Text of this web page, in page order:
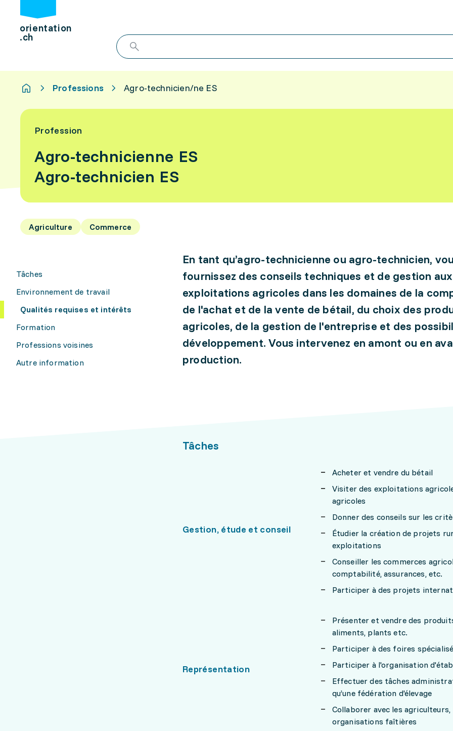
orientation
.ch
Professions Agro-technicien/ne ES
Profession
Agro-technicienne ES
Agro-technicien ES
Agriculture Commerce
Tâches
Environnement de travail
Qualités requises et intérêts
Formation
Professions voisines
Autre information
En tant qu’agro-technicienne ou agro-technicien,
fournissez des conseils techniques et de gestion aux
exploitations agricoles dans les domaines de la
de l'achat et de la vente de bétail, du choix des
agricoles, de la gestion de l'entreprise et des
développement. Vous intervenez en amont ou en
production.
Tâches
Gestion, étude et conseil
Acheter et vendre du bétail
Visiter des exploitations
agricoles
Donner des conseils sur les
Étudier la création de projets
exploitations
Conseiller les commerces
comptabilité, assurances, etc.
Participer à des projets
Représentation
Présenter et vendre des
aliments, plants etc.
Participer à des foires
Participer à l'organisation
Effectuer des tâches
qu’une fédération d'élevage
Collaborer avec les
organisations faîtières